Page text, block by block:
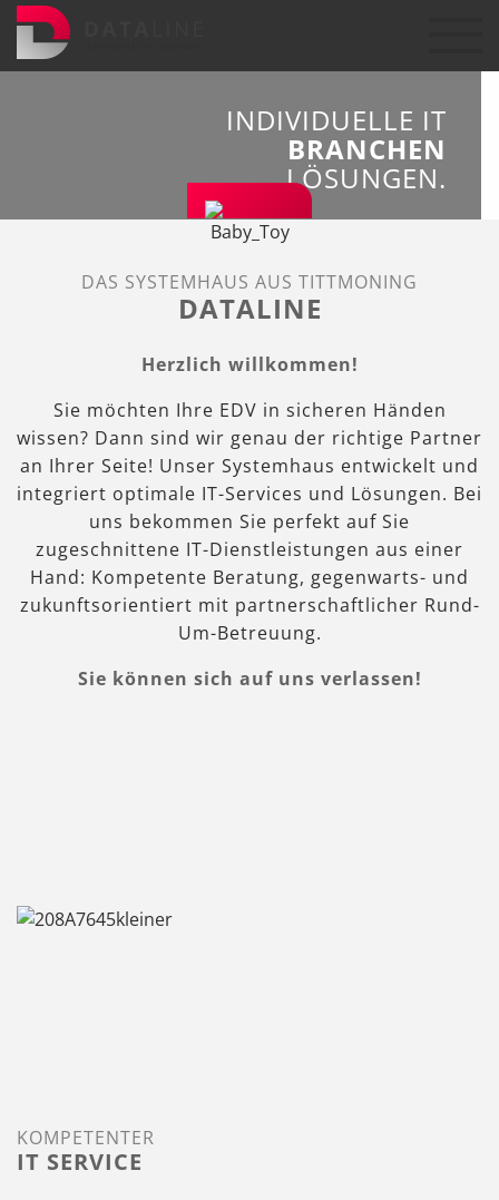
INDIVIDUELLE IT
BRANCHEN
LÖSUNGEN.
DAS SYSTEMHAUS AUS TITTMONING
DATALINE
Herzlich willkommen!
Sie möchten Ihre EDV in sicheren Händen
wissen? Dann sind wir genau der richtige Partner
an Ihrer Seite! Unser Systemhaus entwickelt und
integriert optimale IT-Services und Lösungen. Bei
uns bekommen Sie perfekt auf Sie
zugeschnittene IT-Dienstleistungen aus einer
Hand: Kompetente Beratung, gegenwarts- und
zukunftsorientiert mit partnerschaftlicher Rund-
Um-Betreuung.
Sie können sich auf uns verlassen!
KOMPETENTER
IT SERVICE